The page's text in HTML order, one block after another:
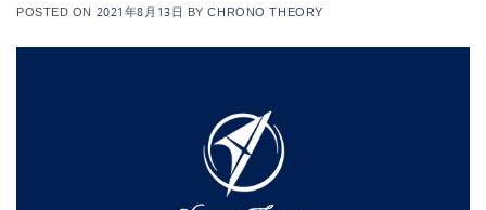
POSTED ON 2021年8月13日 BYCHRONO THEORY